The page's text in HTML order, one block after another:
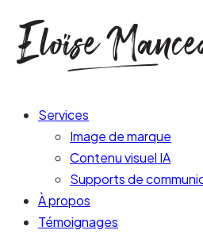
Services
Image de marque
Contenu visuel IA
Supports de
À propos
Témoignages